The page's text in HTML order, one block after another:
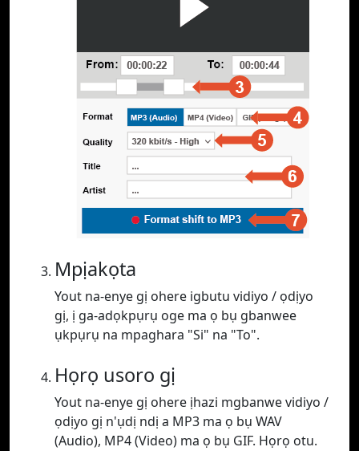
Mpịakọta
Yout na-enye gị ohere igbutu vidiyo / ọdịyo
gị, ị ga-adọkpụrụ oge ma ọ bụ gbanwee
ụkpụrụ na mpaghara "Si" na "To".
Họrọ usoro gị
Yout na-enye gị ohere ịhazi mgbanwe vidiyo /
ọdịyo gị n'ụdị ndị a MP3 ma ọ bụ WAV
(Audio), MP4 (Video) ma ọ bụ GIF. Họrọ otu.